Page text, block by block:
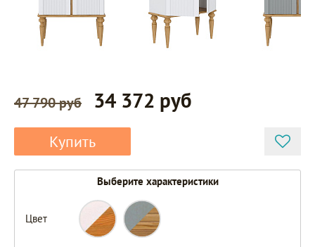
47 790 руб 34 372 руб
Купить
Выберите характеристики
Цвет